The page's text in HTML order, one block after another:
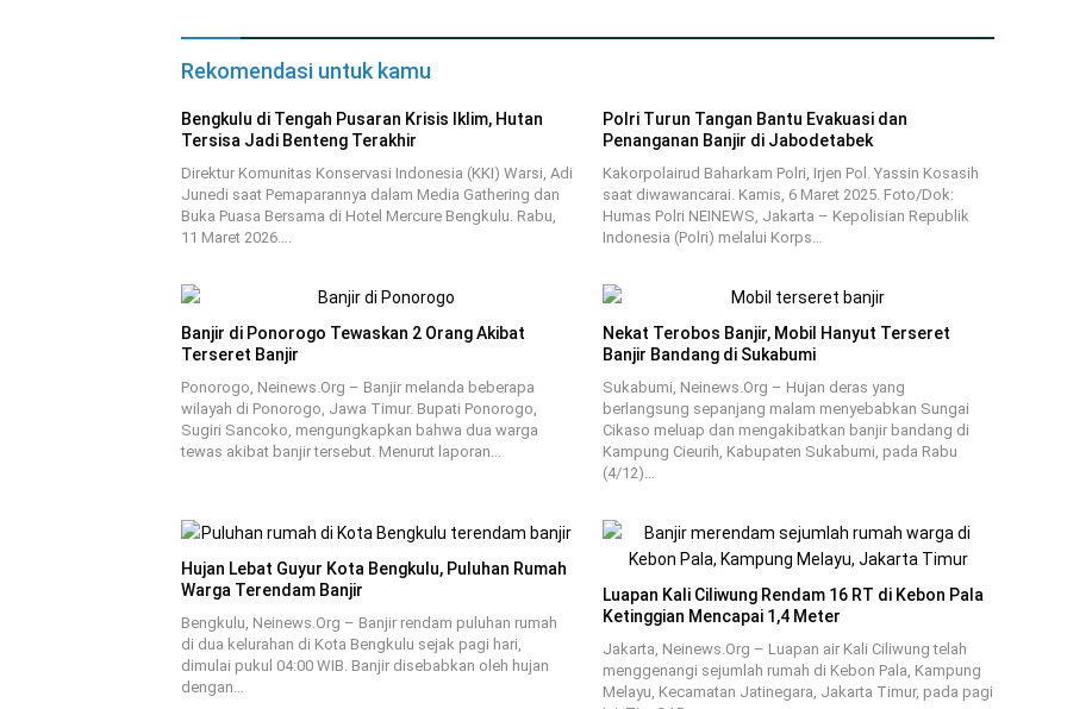
Rekomendasi untuk kamu
Bengkulu di Tengah Pusaran Krisis Iklim, Hutan
Tersisa Jadi Benteng Terakhir
Direktur Komunitas Konservasi Indonesia (KKI) Warsi, Adi
Junedi saat Pemaparannya dalam Media Gathering dan
Buka Puasa Bersama di Hotel Mercure Bengkulu. Rabu,
11 Maret 2026….
Polri Turun Tangan Bantu Evakuasi dan
Penanganan Banjir di Jabodetabek
Kakorpolairud Baharkam Polri, Irjen Pol. Yassin Kosasih
saat diwawancarai. Kamis, 6 Maret 2025. Foto/Dok:
Humas Polri NEINEWS, Jakarta – Kepolisian Republik
Indonesia (Polri) melalui Korps…
Banjir di Ponorogo Tewaskan 2 Orang Akibat
Terseret Banjir
Ponorogo, Neinews.Org – Banjir melanda beberapa
wilayah di Ponorogo, Jawa Timur. Bupati Ponorogo,
Sugiri Sancoko, mengungkapkan bahwa dua warga
tewas akibat banjir tersebut. Menurut laporan…
Nekat Terobos Banjir, Mobil Hanyut Terseret
Banjir Bandang di Sukabumi
Sukabumi, Neinews.Org – Hujan deras yang
berlangsung sepanjang malam menyebabkan Sungai
Cikaso meluap dan mengakibatkan banjir bandang di
Kampung Cieurih, Kabupaten Sukabumi, pada Rabu
(4/12)…
Hujan Lebat Guyur Kota Bengkulu, Puluhan Rumah
Warga Terendam Banjir
Bengkulu, Neinews.Org – Banjir rendam puluhan rumah
di dua kelurahan di Kota Bengkulu sejak pagi hari,
dimulai pukul 04:00 WIB. Banjir disebabkan oleh hujan
dengan…
Luapan Kali Ciliwung Rendam 16 RT di Kebon Pala
Ketinggian Mencapai 1,4 Meter
Jakarta, Neinews.Org – Luapan air Kali Ciliwung telah
menggenangi sejumlah rumah di Kebon Pala, Kampung
Melayu, Kecamatan Jatinegara, Jakarta Timur, pada pagi